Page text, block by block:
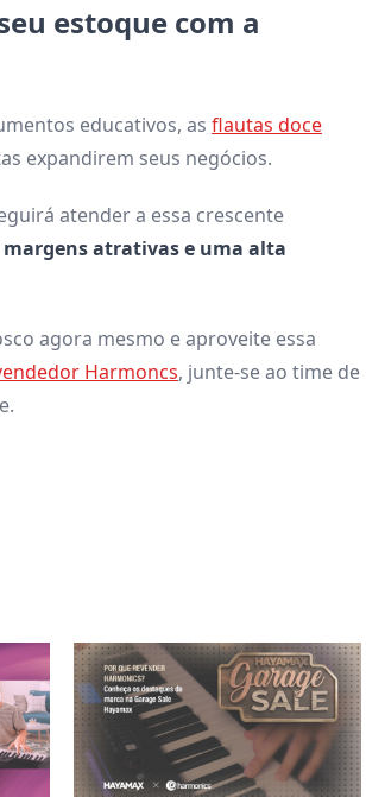
estoque com a
educativos, as flautas doce
expandirem seus negócios.
atender a essa crescente
margens atrativas e uma alta
agora mesmo e aproveite essa
Harmoncs, junte-se ao time de